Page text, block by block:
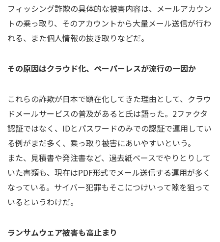
フィッシング詐欺の具体的な被害内容は、メールアカウン
トの乗っ取り、そのアカウントから大量メール送信が行わ
れる、また個人情報の抜き取りなどだ。
その原因はクラウド化、ペーパーレスが流行の一因か
これらの詐欺が日本で顕在化してきた理由として、クラウ
ドメールサービスの普及があると氏は語った。2ファクタ
認証ではなく、IDとパスワードのみでの認証で運用してい
る例がまだ多く、乗っ取り被害にあいやすいという。
また、見積書や発注書など、過去紙ベースでやりとりして
いた書類も、現在はPDF形式でメール送信する運用が多く
なっている。サイバー犯罪もそこにつけいって隙を狙って
いるというわけだ。
ランサムウェア被害も高止まり